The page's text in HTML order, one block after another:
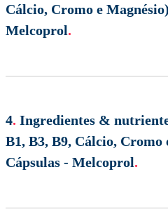
Cálcio, Cromo e
Melcoprol.
4. Ingredientes &
B1, B3, B9, Cálcio, Cromo
Cápsulas - Melcoprol.